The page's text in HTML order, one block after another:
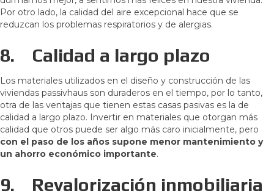
Por otro lado, la calidad del aire excepcional hace que se
reduzcan los problemas respiratorios y de alergias.
8. Calidad a largo plazo
Los materiales utilizados en el diseño y construcción de las
viviendas passivhaus son duraderos en el tiempo, por lo tanto,
otra de las ventajas que tienen estas casas pasivas es la de
calidad a largo plazo. Invertir en materiales que otorgan más
calidad que otros puede ser algo más caro inicialmente, pero
con el paso de los años supone menor mantenimiento y
un ahorro económico importante.
9. Revalorización inmobiliaria